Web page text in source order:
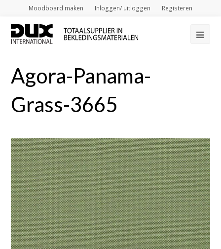
Moodboard maken Inloggen/ uitloggen Registeren
Agora-Panama-
Grass-3665